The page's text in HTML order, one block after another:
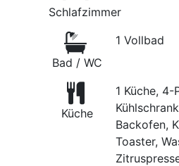
Schlafzimmer
Bad / WC
1 Vollbad
Küche
1 Küche,
Backofen,
Toaster,